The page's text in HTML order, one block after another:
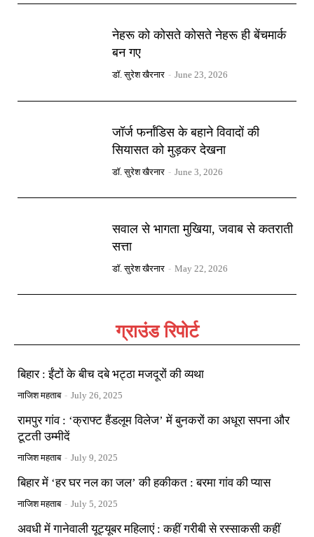
नेहरू को कोसते कोसते नेहरू ही बेंचमार्क
बन गए
डॉ. सुरेश खैरनार - June 23, 2026
जॉर्ज फर्नांडिस के बहाने विवादों की
सियासत को मुड़कर देखना
डॉ. सुरेश खैरनार - June 3, 2026
सवाल से भागता मुखिया, जवाब से कतराती
सत्ता
डॉ. सुरेश खैरनार - May 22, 2026
ग्राउंड रिपोर्ट
बिहार : ईंटों के बीच दबे भट्ठा मजदूरों की व्यथा
नाजिश महताब - July 26, 2025
रामपुर गांव : ‘क्राफ्ट हैंडलूम विलेज’ में बुनकरों का अधूरा सपना और
टूटती उम्मीदें
नाजिश महताब - July 9, 2025
बिहार में ‘हर घर नल का जल’ की हकीकत : बरमा गांव की प्यास
नाजिश महताब - July 5, 2025
अवधी में गानेवाली यूट्यूबर महिलाएं : कहीं गरीबी से रस्साकसी कहीं